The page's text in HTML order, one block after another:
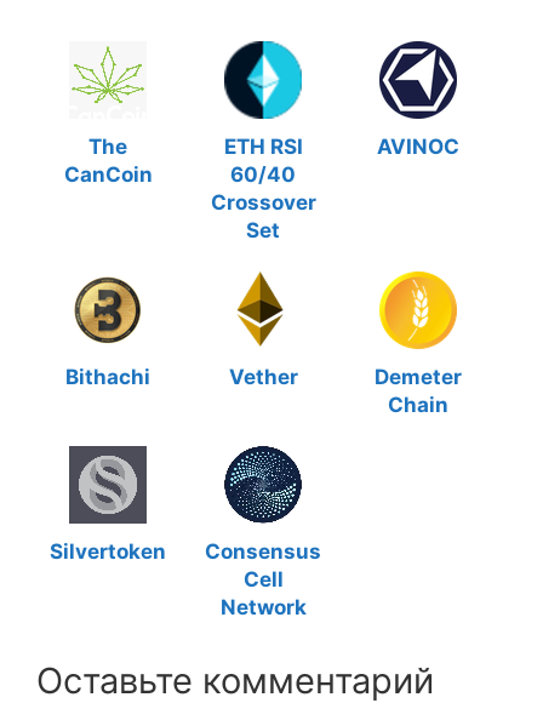
The
CanCoin
ETH RSI
60/40
Crossover
Set
AVINOC
Bithachi Vether
Demeter
Chain
Silvertoken
Consensus
Cell
Network
Оставьте комментарий